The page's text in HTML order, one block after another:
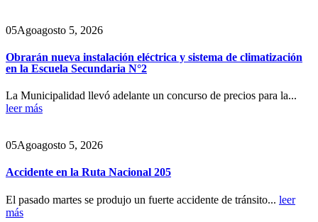
05Agoagosto 5, 2026
Obrarán nueva instalación eléctrica y sistema de climatización
en la Escuela Secundaria N°2
La Municipalidad llevó adelante un concurso de precios para la...
leer más
05Agoagosto 5, 2026
Accidente en la Ruta Nacional 205
El pasado martes se produjo un fuerte accidente de tránsito... leer
más